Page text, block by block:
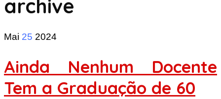
archive
Mai 25 2024
Ainda Nenhum Docente
Tem a Graduação de 60